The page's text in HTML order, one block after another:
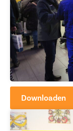
Downloaden